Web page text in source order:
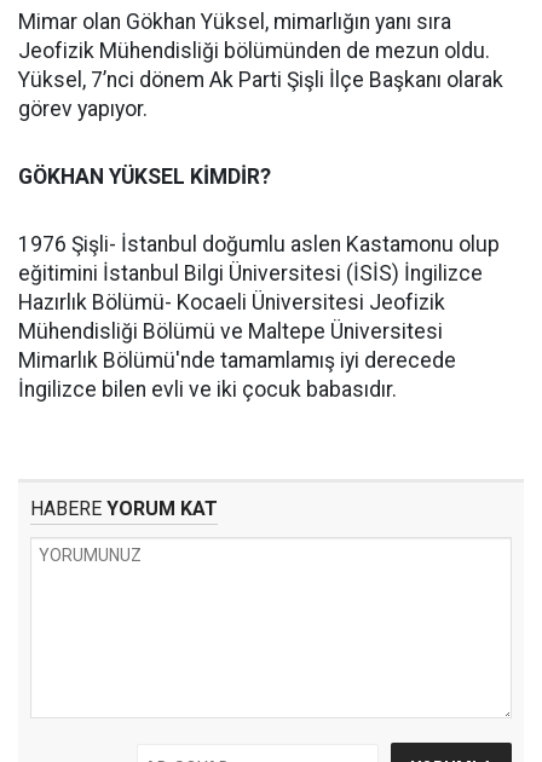
Mimar olan Gökhan Yüksel, mimarlığın yanı sıra
Jeofizik Mühendisliği bölümünden de mezun oldu.
Yüksel, 7’nci dönem Ak Parti Şişli İlçe Başkanı olarak
görev yapıyor.
GÖKHAN YÜKSEL KİMDİR?
1976 Şişli- İstanbul doğumlu aslen Kastamonu olup
eğitimini İstanbul Bilgi Üniversitesi (İSİS) İngilizce
Hazırlık Bölümü- Kocaeli Üniversitesi Jeofizik
Mühendisliği Bölümü ve Maltepe Üniversitesi
Mimarlık Bölümü'nde tamamlamış iyi derecede
İngilizce bilen evli ve iki çocuk babasıdır.
HABERE YORUM KAT